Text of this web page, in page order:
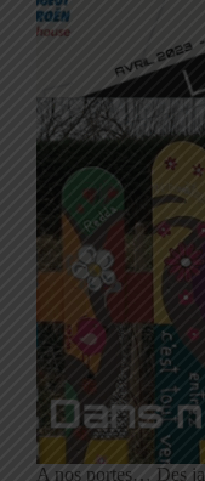
A nos portes… Des